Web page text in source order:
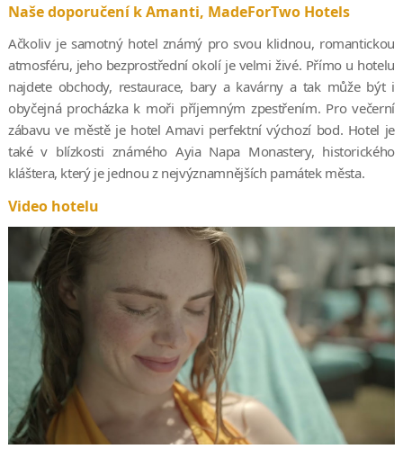
Naše doporučení k Amanti, MadeForTwo Hotels
Ačkoliv je samotný hotel známý pro svou klidnou, romantickou
atmosféru, jeho bezprostřední okolí je velmi živé. Přímo u hotelu
najdete obchody, restaurace, bary a kavárny a tak může být i
obyčejná procházka k moři příjemným zpestřením. Pro večerní
zábavu ve městě je hotel Amavi perfektní výchozí bod. Hotel je
také v blízkosti známého Ayia Napa Monastery, historického
kláštera, který je jednou z nejvýznamnějších památek města.
Video hotelu